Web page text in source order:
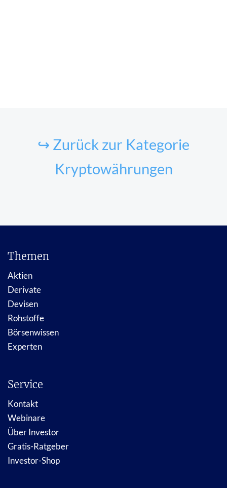
↪ Zurück zur Kategorie
Kryptowährungen
Themen
Aktien
Derivate
Devisen
Rohstoffe
Börsenwissen
Experten
Service
Kontakt
Webinare
Über Investor
Gratis-Ratgeber
Investor-Shop